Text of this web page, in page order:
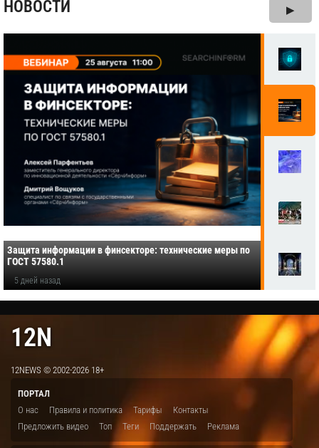
НОВОСТИ ▶
Защита информации в финсекторе: технические меры по
ГОСТ 57580.1
5 дней назад
12N
12NEWS © 2002-2026 18+
ПОРТАЛ
О нас
Правила и политика Тарифы
Контакты
Предложить видео
Топ Теги Поддержать Реклама